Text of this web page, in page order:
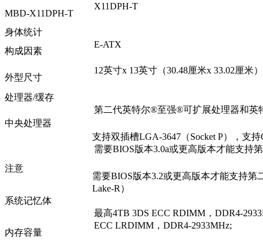
MBD-X11DPH-T
X11DPH-T
身体统计
构成因素
E-ATX
外型尺寸
12英寸x 13英寸（30.48厘米x 33.02厘米）
处理器/缓存
中央处理器
第二代英特尔®至强®可扩展处理器和
支持双插槽LGA-3647（Socket P），支
注意
需要BIOS版本3.0a或更高版本才能支持
需要BIOS版本3.2或更高版本才能支持第
Lake-R）
系统记忆体
内存容量
最高4TB 3DS ECC RDIMM，DDR4-
ECC LRDIMM，DDR4-2933MHz;